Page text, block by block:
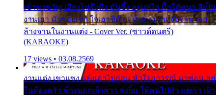
เข้าพาขวัญ เสียงโห่ตึงตึง มันซึ้ง อยู่แก่ใจ มื้อใด๋หนอ สิเป็น
งานเฮา มัวซอยเขา ใจเฮาซิด้าน มันทรมาน จับจาน เอย…
ล้างจานในงานแต่ง - Cover Ver. (ซาวด์ดนตรี)
(KARAOKE)
17 views • 03.08.2569
งานแต่ง เขาแซง แย่งเอาไปก่อน หัวใจอาวรณ์ มาซ่อน อยู่
ในห้องครัว ข้างนอกเจ้าสาว ส่งยิ้ม ให้คนไปทั่ว แต่เรา เฝ้า